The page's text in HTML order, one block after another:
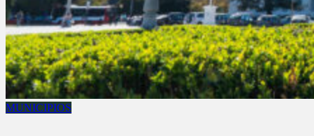
MUNICIPIOS